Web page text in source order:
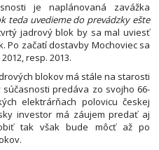
je naplánovaná zavážka
teda uvedieme do prevádzky ešte
jadrový blok by sa mal uviesť
Po začatí dostavby Mochoviec sa
resp. 2013.
blokov má stále na starosti
predáva zo svojho 66-
elektrárňach polovicu českej
investor má záujem predať aj
tak však bude môcť až po